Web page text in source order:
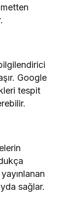
Google
tespit
sağlar.